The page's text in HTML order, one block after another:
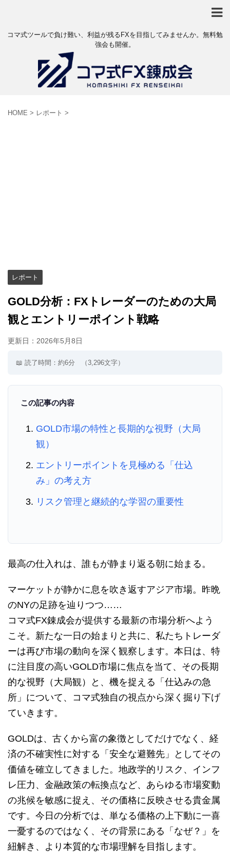
コマ式ツールで負け難い、利益が残るFXを目指してみませんか。無料勉
強会も開催。
HOME > レポート >
レポート
GOLD分析：FXトレーダーのための大局
観とエントリーポイント戦略
更新日： 2026年5月8日
📖 読了時間：約6分 （3,296文字）
この記事の内容
GOLD市場の特性と長期的な視野（大局
観）
エントリーポイントを見極める「仕込
み」の考え方
リスク管理と継続的な学習の重要性
最高の仕入れは、誰もが静まり返る朝に始まる。
マーケットが静かに息を吹き返すアジア市場。昨晩
のNYの足跡を辿りつつ……
コマ式FX錬成会が提供する最新の市場分析へよう
こそ。新たな一日の始まりと共に、私たちトレーダ
ーは再び市場の動向を深く観察します。本日は、特
に注目度の高いGOLD市場に焦点を当て、その長期
的な視野（大局観）と、機を捉える「仕込みの急
所」について、コマ式独自の視点から深く掘り下げ
ていきます。
GOLDは、古くから富の象徴としてだけでなく、経
済の不確実性に対する「安全な避難先」としてその
価値を確立してきました。地政学的リスク、インフ
レ圧力、金融政策の転換点など、あらゆる市場変動
の兆候を敏感に捉え、その価格に反映させる貴金属
です。今日の分析では、単なる価格の上下動に一喜
一憂するのではなく、その背景にある「なぜ？」を
紐解き、より本質的な市場理解を目指します。